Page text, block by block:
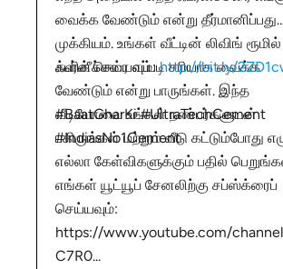
வைக்க வேண்டும் என்று தீர்மானிப்பது
முக்கியம். உங்கள் வீட்டின் லிவிங் ரூமில்
ஃபர்னீச்சரை எப்படி சரியாக வைக்க
வேண்டும் என்று பாருங்கள். இந்த
வீடியோவை உங்கள் நண்பர்களுடன்
பகிருங்கள் மற்றும் வீடு கட்டும்போது
எல்லா கேள்விகளுக்கும் பதில்
க்ளிக் செய்யவும்:http://bit.ly/
#BaatGharKi #UltraTechCement
#IndiasNo1Cement
எங்கள் யூட்யூப் சேனலிற்கு சப்ஸ்க்ரைப்
செய்யவும்:
https://www.youtube.com/
C7R0...